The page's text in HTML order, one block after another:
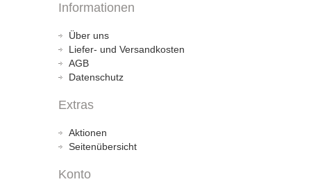
Informationen
Über uns
Liefer- und Versandkosten
AGB
Datenschutz
Extras
Aktionen
Seitenübersicht
Konto